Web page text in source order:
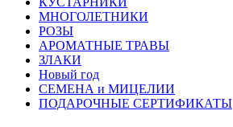
МНОГОЛЕТНИКИ
РОЗЫ
АРОМАТНЫЕ ТРАВЫ
ЗЛАКИ
Новый год
СЕМЕНА и МИЦЕЛИИ
ПОДАРОЧНЫЕ СЕРТИФИКАТЫ